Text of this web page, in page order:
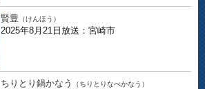
賢豊 （けんほう）
2025年8月21日放送：宮崎市
ちりとり鍋かなう （ちりとりなべかなう）